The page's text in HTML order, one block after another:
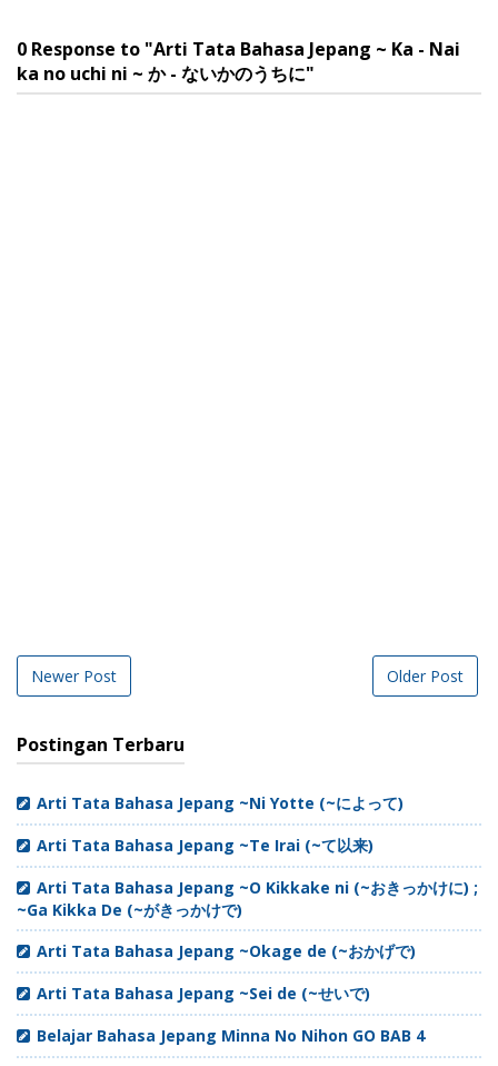
0 Response to "Arti Tata Bahasa Jepang ~ Ka - Nai
ka no uchi ni ~ か - ないかのうちに"
Newer Post Older Post
Postingan Terbaru
Arti Tata Bahasa Jepang ~Ni Yotte (~によって)
Arti Tata Bahasa Jepang ~Te Irai (~て以来)
Arti Tata Bahasa Jepang ~O Kikkake ni (~おきっかけに) ;
~Ga Kikka De (~がきっかけで)
Arti Tata Bahasa Jepang ~Okage de (~おかげで)
Arti Tata Bahasa Jepang ~Sei de (~せいで)
Belajar Bahasa Jepang Minna No Nihon GO BAB 4